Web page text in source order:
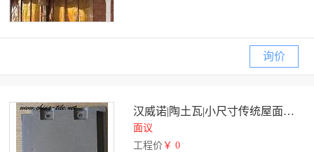
询价
汉威诺|陶土瓦|小尺寸传统屋面瓦|上海永陶建材
面议
工程价 ￥ 0